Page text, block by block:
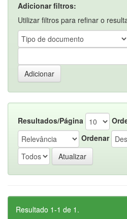
Adicionar filtros:
Utilizar filtros para refinar o
Resultados/Página
Ordenar
Resultado 1-1 de 1.